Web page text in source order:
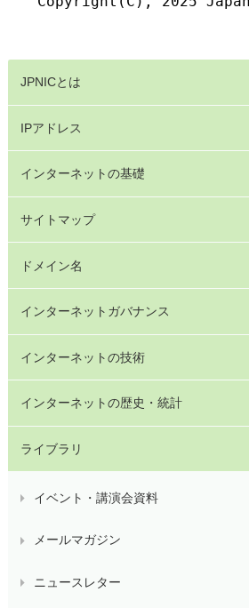
JPNICとは
IPアドレス
インターネットの基礎
サイトマップ
ドメイン名
インターネットガバナンス
インターネットの技術
インターネットの歴史・統計
ライブラリ
イベント・講演会資料
メールマガジン
ニュースレター